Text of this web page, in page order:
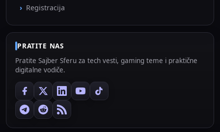
Registracija
PRATITE NAS
Pratite Sajber Sferu za tech vesti, gaming teme i praktične
digitalne vodiče.